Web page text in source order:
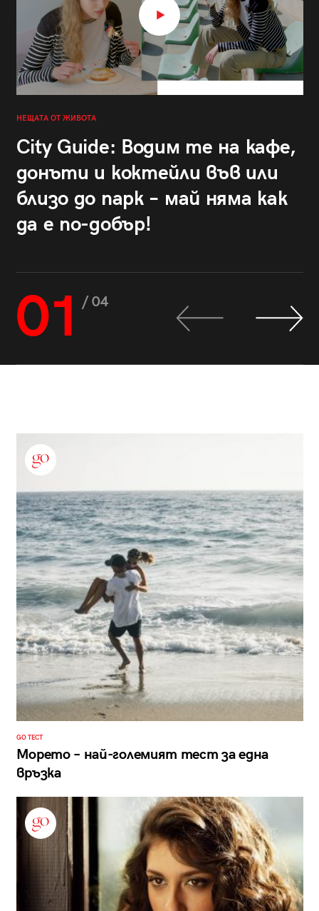
НЕЩАТА ОТ ЖИВОТА
City Guide: Водим те на кафе,
донъти и коктейли във или
близо до парк – май няма как
да е по-добър!
01 / 04
GO ТЕСТ
Морето – най-големият тест за една
връзка